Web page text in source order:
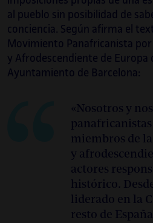
al pueblo sin posibilidad de
conciencia. Según afirma el
Movimiento Panafricanista
y Afrodescendiente de Europa
Ayuntamiento de Barcelona:
«Nosotros y
panafricanistas
miembros de
y
actores
histórico.
liderado en la
resto de